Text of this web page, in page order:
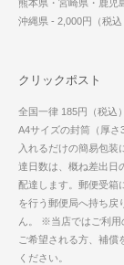
熊本県・宮崎県・鹿児
沖縄県 - 2,000円（税込
クリックポスト
全国一律 185円（税込）
A4サイズの封筒（厚
入れるだけの簡易包装
達日数は、概ね差出日
配達します。郵便受箱
を行う郵便局へ持ち戻
ん。 ※当店ではご利用
ご希望される方、補償
ください。